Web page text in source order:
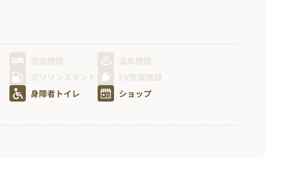
宿泊施設
温泉施設
ガソリンスタンド
EV充電施設
身障者トイレ
ショップ